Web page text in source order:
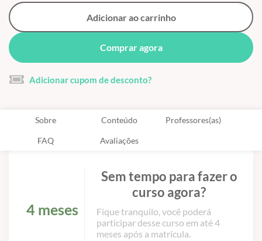
Adicionar ao carrinho
Comprar agora
Adicionar cupom de desconto?
Sobre Conteúdo Professores(as)
FAQ Avaliações
4 meses
Sem tempo para fazer o
curso agora?
Fique tranquilo, você poderá
participar desse curso em até 4
meses após a matrícula.